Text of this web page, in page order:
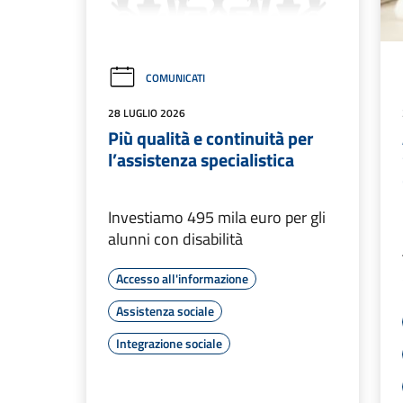
COMUNICATI
28 LUGLIO 2026
Più qualità e continuità per
l’assistenza specialistica
Investiamo 495 mila euro per gli
alunni con disabilità
Accesso all'informazione
Assistenza sociale
Integrazione sociale